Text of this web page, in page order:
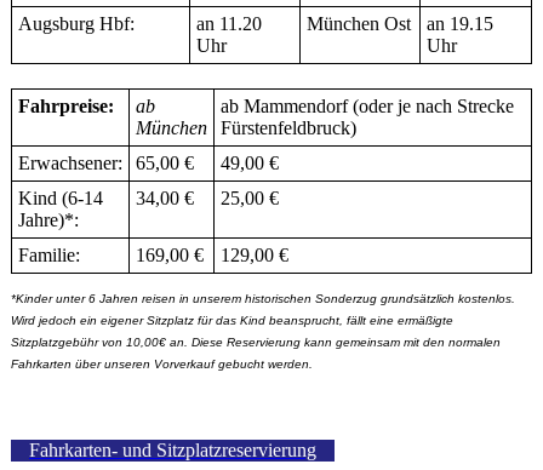
Augsburg Hbf:
an 11.20
Uhr
München Ost
an 19.15
Uhr
Fahrpreise:
ab
München
ab Mammendorf (oder je nach Strecke
Fürstenfeldbruck)
Erwachsener:
65,00 €
49,00 €
Kind (6-14
Jahre)*:
34,00 € 25,00 €
Familie: 169,00 € 129,00 €
*Kinder unter 6 Jahren reisen in unserem historischen Sonderzug grundsätzlich kostenlos.
Wird jedoch ein eigener Sitzplatz für das Kind beansprucht, fällt eine ermäßigte
Sitzplatzgebühr von 10,00€ an. Diese Reservierung kann gemeinsam mit den normalen
Fahrkarten über unseren Vorverkauf gebucht werden.
Fahrkarten- und Sitzplatzreservierung